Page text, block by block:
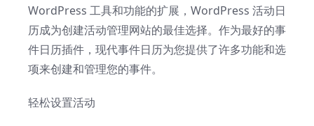
WordPress 工具和功能的扩展，WordPress 活动日
历成为创建活动管理网站的最佳选择。作为最好的事
件日历插件，现代事件日历为您提供了许多功能和选
项来创建和管理您的事件。
轻松设置活动